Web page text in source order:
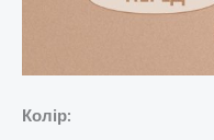
Колір: